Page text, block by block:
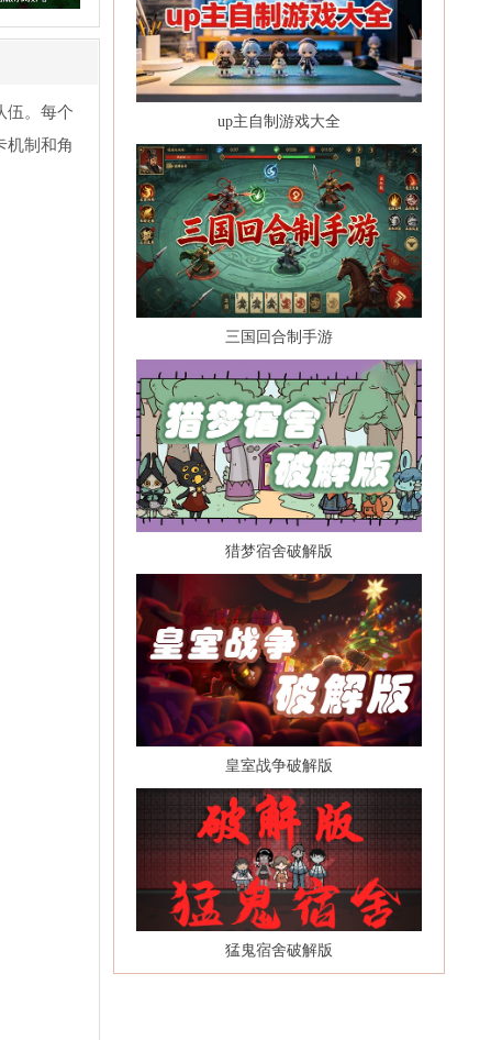
伍。每个
机制和角
up主自制游戏大全
三国回合制手游
猎梦宿舍破解版
皇室战争破解版
猛鬼宿舍破解版